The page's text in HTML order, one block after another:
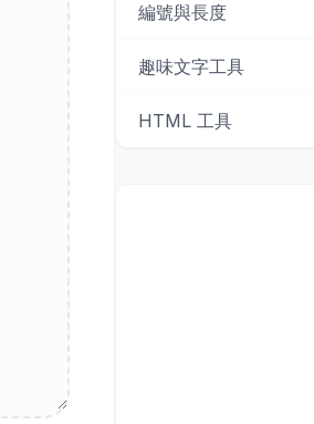
編號與長度
趣味文字工具
HTML 工具